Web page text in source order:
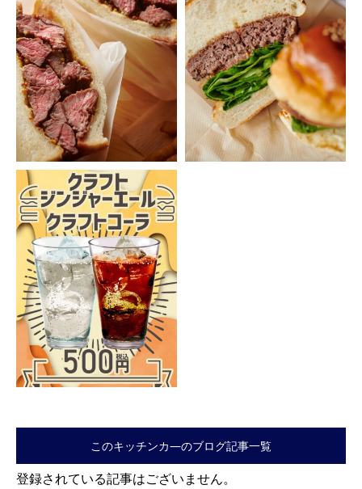
このキッチンカ―のブログ記事一覧
登録されている記事はございません。